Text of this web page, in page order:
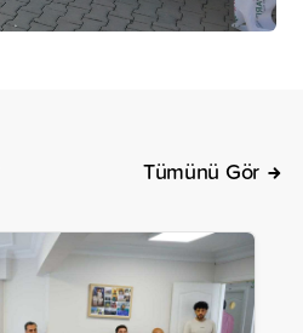
Tümünü Gör